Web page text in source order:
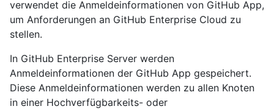
verwendet die Anmeldeinformationen von GitHub App,
um Anforderungen an GitHub Enterprise Cloud zu
stellen.
In GitHub Enterprise Server werden
Anmeldeinformationen der GitHub App gespeichert.
Diese Anmeldeinformationen werden zu allen Knoten
in einer Hochverfügbarkeits- oder